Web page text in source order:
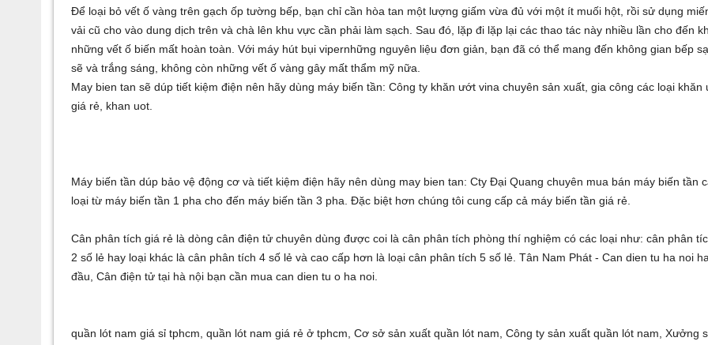
Để loại bỏ vết ố vàng trên gạch ốp tường bếp, bạn chỉ cần hòa tan một lượng giấm vừa đủ với một ít muối hột, rồi sử dụng
vải cũ cho vào dung dịch trên và chà lên khu vực cần phải làm sạch. Sau đó, lặp đi lặp lại các thao tác này nhiều lần cho đến
những vết ố biến mất hoàn toàn. Với máy hút bụi vipernhững nguyên liệu đơn giản, bạn đã có thể mang đến không gian bếp
sẽ và trắng sáng, không còn những vết ố vàng gây mất thẩm mỹ nữa.
May bien tan sẽ dúp tiết kiệm điện nên hãy dùng máy biến tần: Công ty khăn ướt vina chuyên sản xuất, gia công các loại khăn
giá rẻ, khan uot.
Máy biến tần dúp bảo vệ động cơ và tiết kiệm điện hãy nên dùng may bien tan: Cty Đại Quang chuyên mua bán máy biến tần
loại từ máy biến tần 1 pha cho đến máy biến tần 3 pha. Đặc biệt hơn chúng tôi cung cấp cả máy biến tần giá rẻ.
Cân phân tích giá rẻ là dòng cân điện tử chuyên dùng được coi làcân phân tích phòng thí nghiệm có các loại như:cân phân
2 số lẻ hay loại khác làcân phân tích 4 số lẻ và cao cấp hơn là loạicân phân tích 5 số lẻ. Tân Nam Phát -Can dien tu ha noi
đầu,Cân điện tử tại hà nội bạn cần muacan dien tu o ha noi.
quần lót nam giá sỉ tphcm,quần lót nam giá rẻ ở tphcm,Cơ sở sản xuất quần lót nam,Công ty sản xuất quần lót nam,Xưởng